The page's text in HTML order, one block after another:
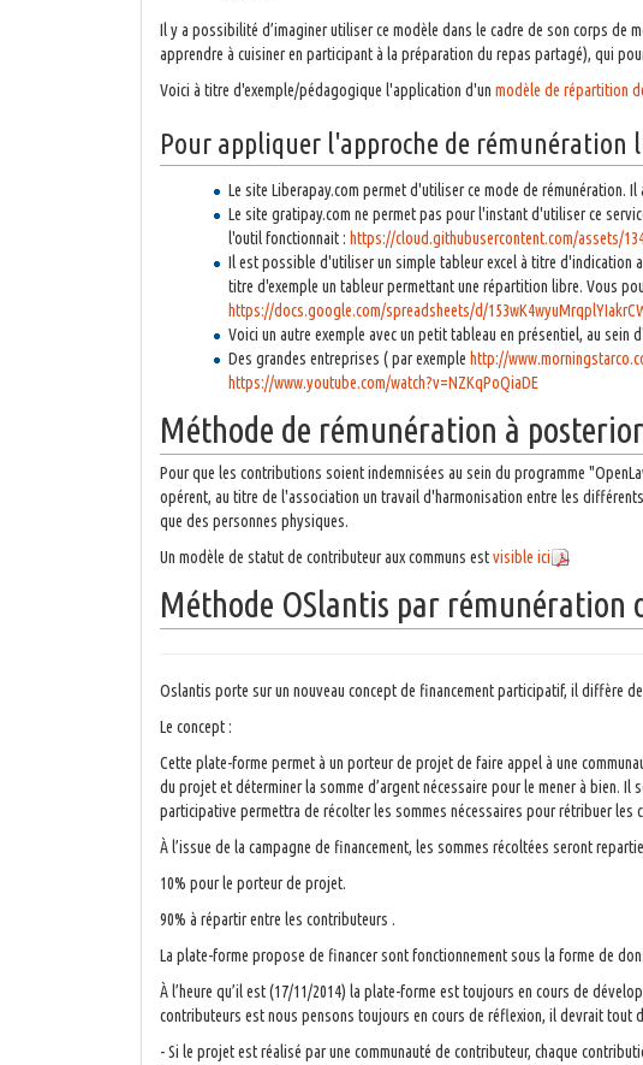
Il y a possibilité d’imaginer utiliser ce modèle dans le cadre de son corps de
apprendre à cuisiner en participant à la préparation du repas partagé), qui
Voici à titre d'exemple/pédagogique l'application d'un modèle de répartition
Pour appliquer l'approche de rémunération
Le site Liberapay.com permet d'utiliser ce mode de rémunération.
Le site gratipay.com ne permet pas pour l'instant d'utiliser ce
l'outil fonctionnait : https://cloud.githubusercontent.com/assets/
Il est possible d'utiliser un simple tableur excel à titre d'indication
titre d'exemple un tableur permettant une répartition libre. Vous
https://docs.google.com/spreadsheets/d/
Voici un autre exemple avec un petit tableau en présentiel, au
Des grandes entreprises ( par exemple http://
https://www.youtube.com/watch?v=NZKqPoQiaDE
Méthode de rémunération à
Pour que les contributions soient indemnisées au sein du programme
opérent, au titre de l'association un travail d'harmonisation entre les
que des personnes physiques.
Un modèle de statut de contributeur aux communs estvisible ici
Méthode OSlantis par rémunération
Oslantis porte sur un nouveau concept de financement participatif, il diffère
Le concept :
Cette plate-forme permet à un porteur de projet de faire appel à une
du projet et déterminer la somme d’argent nécessaire pour le mener à bien.
participative permettra de récolter les sommes nécessaires pour rétribuer les
À l’issue de la campagne de financement, les sommes récoltées seront
10% pour le porteur de projet.
90% à répartir entre les contributeurs .
La plate-forme propose de financer sont fonctionnement sous la forme de
À l’heure qu’il est (17/11/2014) la plate-forme est toujours en cours de
contributeurs est nous pensons toujours en cours de réflexion, il devrait tout
- Si le projet est réalisé par une communauté de contributeur, chaque